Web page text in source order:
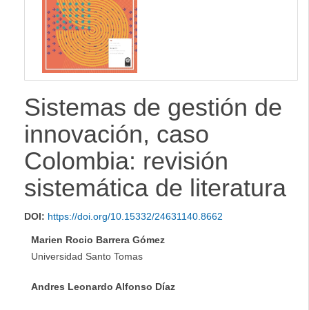
Sistemas de gestión de
innovación, caso
Colombia: revisión
sistemática de literatura
DOI: https://doi.org/10.15332/24631140.8662
Marien Rocio Barrera Gómez
Universidad Santo Tomas
Andres Leonardo Alfonso Díaz